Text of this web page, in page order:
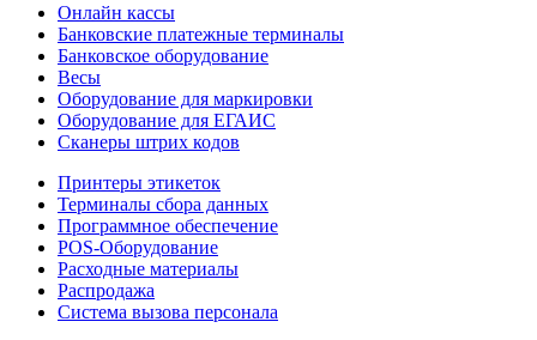
Онлайн кассы
Банковские платежные терминалы
Банковское оборудование
Весы
Оборудование для маркировки
Оборудование для ЕГАИС
Сканеры штрих кодов
Принтеры этикеток
Терминалы сбора данных
Программное обеспечение
POS-Оборудование
Расходные материалы
Распродажа
Система вызова персонала